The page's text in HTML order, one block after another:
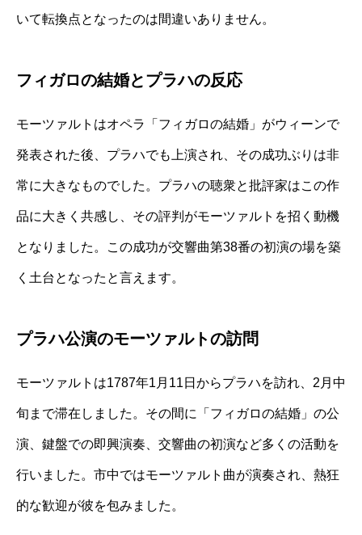
いて転換点となったのは間違いありません。
フィガロの結婚とプラハの反応
モーツァルトはオペラ「フィガロの結婚」がウィーンで
発表された後、プラハでも上演され、その成功ぶりは非
常に大きなものでした。プラハの聴衆と批評家はこの作
品に大きく共感し、その評判がモーツァルトを招く動機
となりました。この成功が交響曲第38番の初演の場を築
く土台となったと言えます。
プラハ公演のモーツァルトの訪問
モーツァルトは1787年1月11日からプラハを訪れ、2月中
旬まで滞在しました。その間に「フィガロの結婚」の公
演、鍵盤での即興演奏、交響曲の初演など多くの活動を
行いました。市中ではモーツァルト曲が演奏され、熱狂
的な歓迎が彼を包みました。